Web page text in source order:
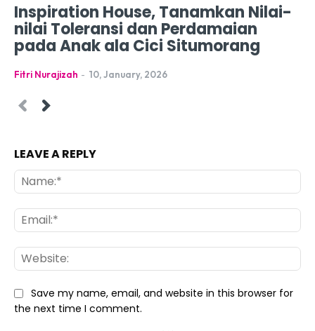
Inspiration House, Tanamkan Nilai-
nilai Toleransi dan Perdamaian
pada Anak ala Cici Situmorang
Fitri Nurajizah - 10, January, 2026
LEAVE A REPLY
Save my name, email, and website in this browser for
the next time I comment.